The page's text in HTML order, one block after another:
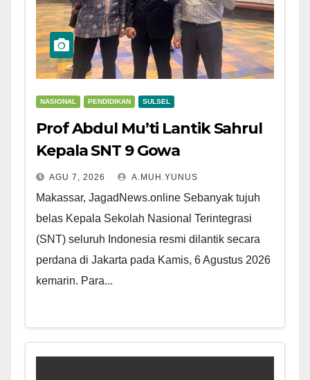
NASIONAL PENDIDIKAN SULSEL
Prof Abdul Mu’ti Lantik Sahrul
Kepala SNT 9 Gowa
AGU 7, 2026 A.MUH.YUNUS
Makassar, JagadNews.online Sebanyak tujuh
belas Kepala Sekolah Nasional Terintegrasi
(SNT) seluruh Indonesia resmi dilantik secara
perdana di Jakarta pada Kamis, 6 Agustus 2026
kemarin. Para...